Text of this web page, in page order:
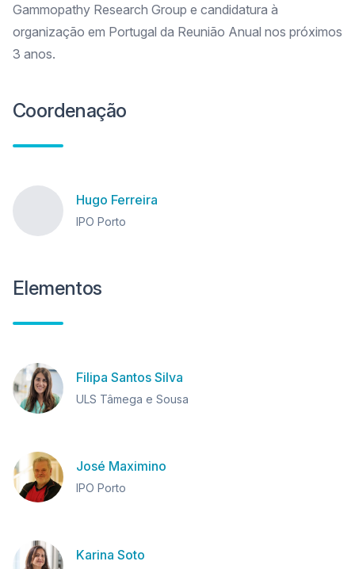
Gammopathy Research Group e candidatura à
organização em Portugal da Reunião Anual nos próximos
3 anos.
Coordenação
Hugo Ferreira
IPO Porto
Elementos
Filipa Santos Silva
ULS Tâmega e Sousa
José Maximino
IPO Porto
Karina Soto